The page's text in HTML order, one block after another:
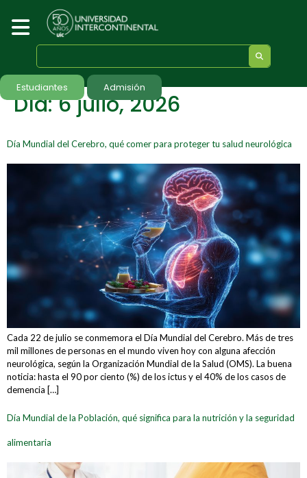
Estudiantes Admisión
Día:6 julio, 2026
Día Mundial del Cerebro, qué comer para proteger tu salud neurológica
Cada 22 de julio se conmemora el Día Mundial del Cerebro. Más de tres
mil millones de personas en el mundo viven hoy con alguna afección
neurológica, según la Organización Mundial de la Salud (OMS). La buena
noticia: hasta el 90 por ciento (%) de los ictus y el 40% de los casos de
demencia […]
Día Mundial de la Población, qué significa para la nutrición y la seguridad
alimentaria